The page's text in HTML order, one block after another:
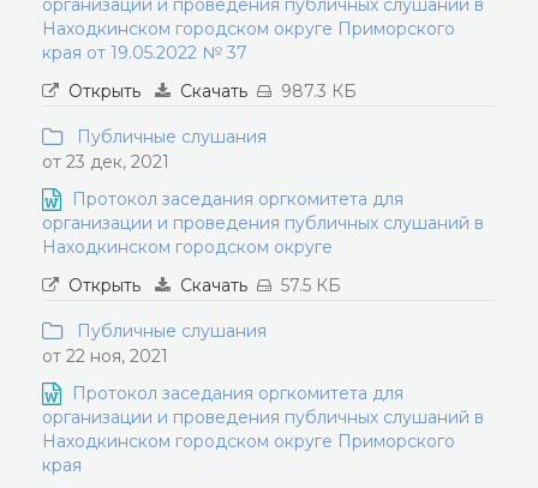
организации и проведения публичных слушаний в
Находкинском городском округе Приморского
края от 19.05.2022 № 37
Открыть
Скачать 987.3 КБ
Публичные слушания
от 23 дек, 2021
Протокол заседания оргкомитета для
организации и проведения публичных слушаний в
Находкинском городском округе
Открыть
Скачать 57.5 КБ
Публичные слушания
от 22 ноя, 2021
Протокол заседания оргкомитета для
организации и проведения публичных слушаний в
Находкинском городском округе Приморского
края